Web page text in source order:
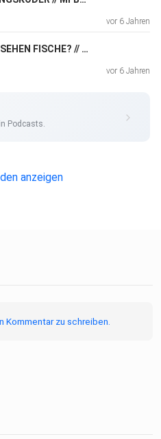
vor 6 Jahren
#8 WELCHE FARBEN SEHEN FISCHE? // MFBCAST PODCAST ANGLEN
vor 6 Jahren
Podcasts.
anzeigen
Kommentar zu schreiben.